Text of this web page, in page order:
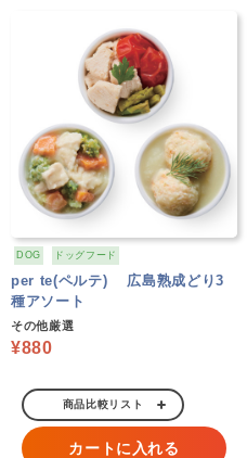
DOG ドッグフード
per te(ペルテ) 広島熟成どり3
種アソート
その他厳選
¥880
商品比較リスト
カートに入れる